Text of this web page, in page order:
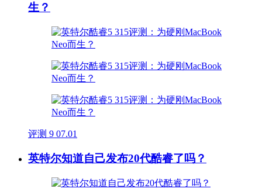
生？
评测 9 07.01
英特尔知道自己发布20代酷睿了吗？